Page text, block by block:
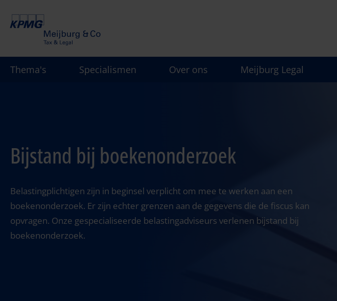
gaan
Thema's Specialismen Over ons Meijburg Legal
Bijstand bij boekenonderzoek
Belastingplichtigen zijn in beginsel verplicht om mee te werken aan een
boekenonderzoek. Er zijn echter grenzen aan de gegevens die de fiscus kan
opvragen. Onze gespecialiseerde belastingadviseurs verlenen bijstand bij
boekenonderzoek.